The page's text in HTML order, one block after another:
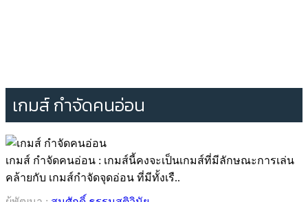
เกมส์ กำจัดคนอ่อน
เกมส์ กำจัดคนอ่อน : เกมส์นี้คงจะเป็นเกมส์ที่มีลักษณะการเล่น
คล้ายกับ เกมส์กำจัดจุดอ่อน ที่มีทั้งเรื..